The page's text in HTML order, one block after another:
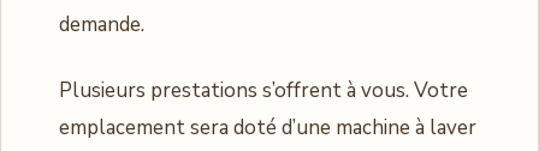
demande.
Plusieurs prestations s’offrent à vous. Votre
emplacement sera doté d’une machine à laver